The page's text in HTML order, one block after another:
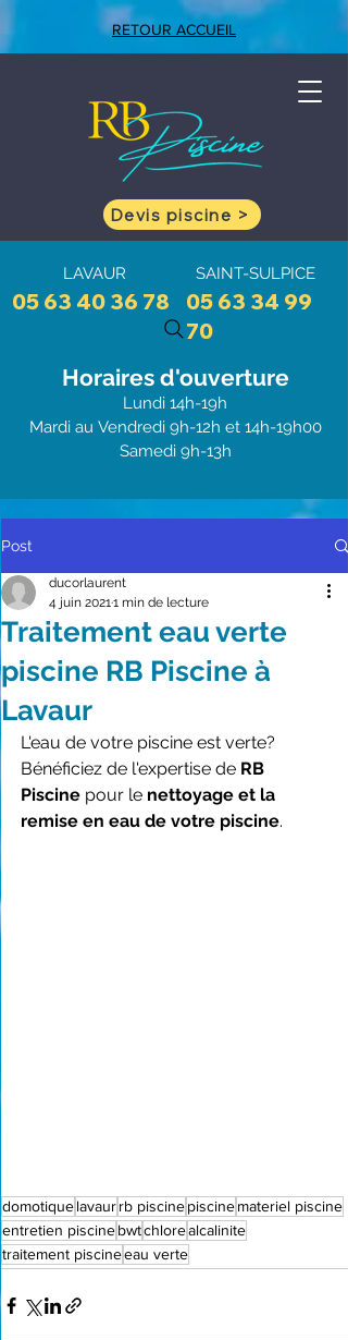
Devis piscine >
LAVAUR SAINT-SULPICE
05 63 40 36 78
05 63 34 99
70
Horaires d'ouverture
Lundi 14h-19h
Mardi au Vendredi 9h-12h et 14h-19h00
Samedi 9h-13h
RETOUR ACCUEIL
Post
Traitement eau verte
piscine RB Piscine à
Lavaur
ducorlaurent
4 juin 20211 min de lecture
L'eau de votre piscine est verte?
Bénéficiez de l'expertise de RB
Piscine pour le nettoyage et la
remise en eau de votre piscine.
domotiquelavaurrb piscinepiscinemateriel piscine
entretien piscinebwtchlorealcalinite
traitement piscineeau verte